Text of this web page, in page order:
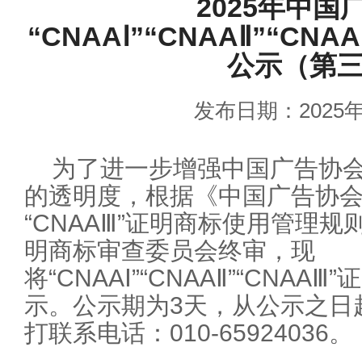
2025年中国
公示（第
发布日期：2025
为了进一步增强中国广告协
的透明度，根据《中国广告协会
“CNAAⅢ”证明商标使用管理规
明商标审查委员会终审，现
将
示。公示期为3天，从公示之
打联系电话：010-65924036。